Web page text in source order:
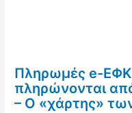
Πληρωμές e-
πληρώνονται
– Ο «χάρτης»